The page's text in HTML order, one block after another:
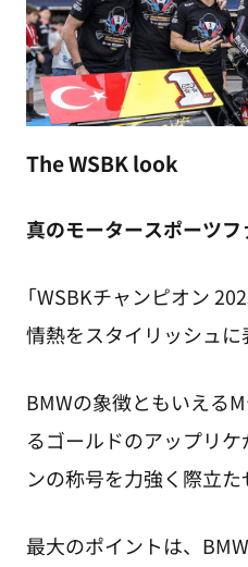
The WSBK look
真のモータースポーツフ
「WSBKチャンピオン
情熱をスタイリッシュに
BMWの象徴ともいえる
るゴールドのアップリ
ンの称号を力強く際立た
最大のポイントは、